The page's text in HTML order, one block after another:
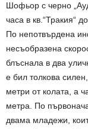
Шофьор с черно
часа в кв.“Тракия“
По непотвърдена
несъобразена
блъснала в два
е бил толкова
метри от колата, а
метра. По
двама младежи,